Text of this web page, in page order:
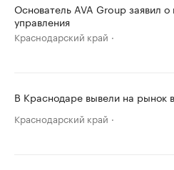
Основатель AVA Group заявил
управления
Краснодарский край
В Краснодаре вывели на рынок
Краснодарский край